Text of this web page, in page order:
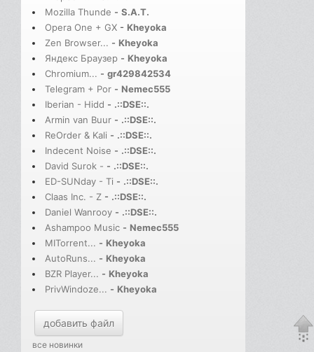
Mozilla Thunde - S.A.T.
Opera One + GX - Kheyoka
Zen Browser... - Kheyoka
Яндекс Браузер - Kheyoka
Chromium... - gr429842534
Telegram + Por - Nemec555
Iberian - Hidd - .::DSE::.
Armin van Buur - .::DSE::.
ReOrder & Kali - .::DSE::.
Indecent Noise - .::DSE::.
David Surok - - .::DSE::.
ED-SUNday - Ti - .::DSE::.
Claas Inc. - Z - .::DSE::.
Daniel Wanrooy - .::DSE::.
Ashampoo Music - Nemec555
MITorrent... - Kheyoka
AutoRuns... - Kheyoka
BZR Player... - Kheyoka
PrivWindoze... - Kheyoka
добавить файл
все новинки